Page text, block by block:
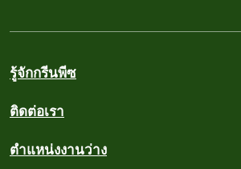
รู้จักกรีนพีซ
ติดต่อเรา
ตำแหน่งงานว่าง